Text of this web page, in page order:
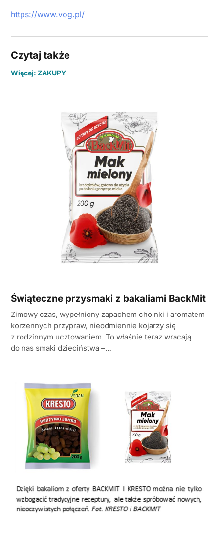
https://www.vog.pl/
Czytaj także
Więcej: ZAKUPY
Świąteczne przysmaki z bakaliami BackMit
Zimowy czas, wypełniony zapachem choinki i aromatem
korzennych przypraw, nieodmiennie kojarzy się
z rodzinnym ucztowaniem. To właśnie teraz wracają
do nas smaki dzieciństwa –…